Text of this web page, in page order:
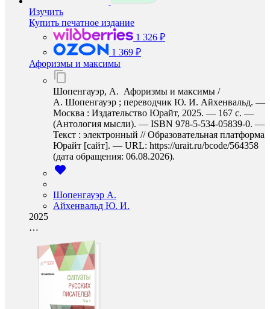
Изучить
Купить печатное издание
1 326 ₽
1 369 ₽
Афоризмы и максимы
Шопенгауэр, А. Афоризмы и максимы /
А. Шопенгауэр ; переводчик Ю. И. Айхенвальд. —
Москва : Издательство Юрайт, 2025. — 167 с. —
(Антология мысли). — ISBN 978-5-534-05839-0. —
Текст : электронный // Образовательная платформа
Юрайт [сайт]. — URL: https://urait.ru/bcode/564358
(дата обращения: 06.08.2026).
Шопенгауэр А.
Айхенвальд Ю. И.
2025
…